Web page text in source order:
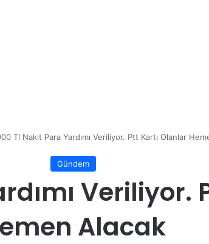
Tl Nakit Para Yardımı Veriliyor. Ptt Kartı Olanlar
Gündem
Veriliyor.
Alacak